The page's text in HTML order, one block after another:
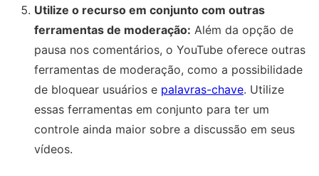
Utilize o recurso em conjunto com outras
ferramentas de moderação: Além da opção de
pausa nos comentários, o YouTube oferece outras
ferramentas de moderação, como a possibilidade
de bloquear usuários e palavras-chave. Utilize
essas ferramentas em conjunto para ter um
controle ainda maior sobre a discussão em seus
vídeos.